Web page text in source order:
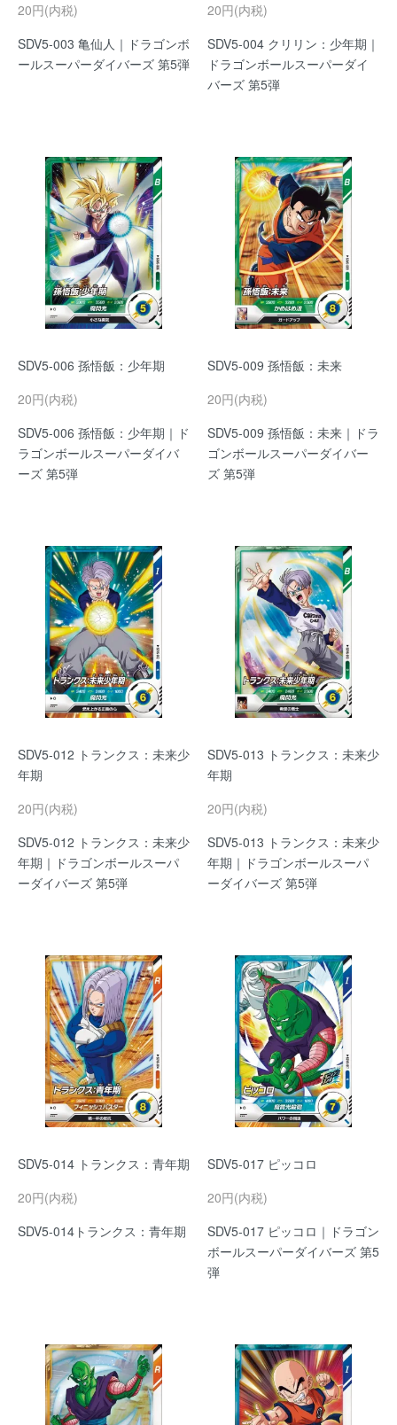
20円(内税)
SDV5-003 亀仙人｜ドラゴンボ
ールスーパーダイバーズ 第5弾
20円(内税)
SDV5-004 クリリン：少年期｜
ドラゴンボールスーパーダイ
バーズ 第5弾
SDV5-006 孫悟飯：少年期
20円(内税)
SDV5-006 孫悟飯：少年期｜ド
ラゴンボールスーパーダイバ
ーズ 第5弾
SDV5-009 孫悟飯：未来
20円(内税)
SDV5-009 孫悟飯：未来｜ドラ
ゴンボールスーパーダイバー
ズ 第5弾
SDV5-012 トランクス：未来少
年期
20円(内税)
SDV5-012 トランクス：未来少
年期｜ドラゴンボールスーパ
ーダイバーズ 第5弾
SDV5-013 トランクス：未来少
年期
20円(内税)
SDV5-013 トランクス：未来少
年期｜ドラゴンボールスーパ
ーダイバーズ 第5弾
SDV5-014 トランクス：青年期
20円(内税)
SDV5-014トランクス：青年期
SDV5-017 ピッコロ
20円(内税)
SDV5-017 ピッコロ｜ドラゴン
ボールスーパーダイバーズ 第5
弾